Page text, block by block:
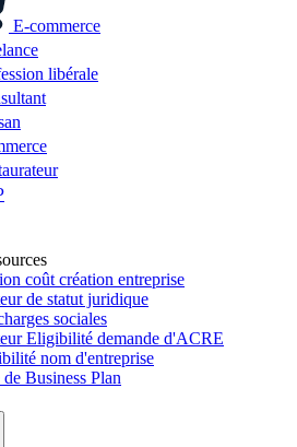
E-commerce
libérale
coût création entreprise
de statut juridique
sociales
Eligibilité demande d'ACRE
nom d'entreprise
Business Plan